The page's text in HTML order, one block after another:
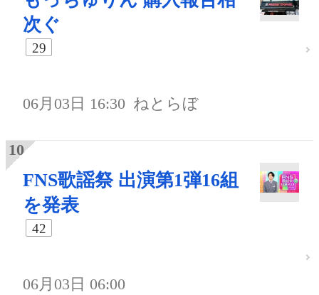
次ぐ
29
06月03日 16:30 ねとらぼ
FNS歌謡祭 出演第1弾16組
を発表
42
06月03日 06:00